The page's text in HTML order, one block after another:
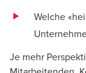
Welche
Je mehr